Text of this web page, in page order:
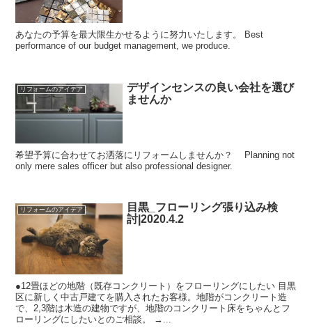
あなたの予算を最大限生かせるように努力いたします。 Best
performance of our budget management, we produce.
リフォームのアイデア
デザインセンスの良い会社を選び
ませんか
希望予算に合わせてお洒落にリフォームしませんか？ Planning not
only mere sales officer but also professional designer.
リフォームのアイデア
目黒_フローリング張り込み検
討|2020.4.2
●12畳ほどの地階（既存コンクリート）をフローリングにしたい 目黒
区に新しく中古戸建てを購入されたお客様。地階がコンクリート造
で、2,3階は木造の建物ですが、地階のコンクリート床をちゃんとフ
ローリングにしたいとのご相談。 →...